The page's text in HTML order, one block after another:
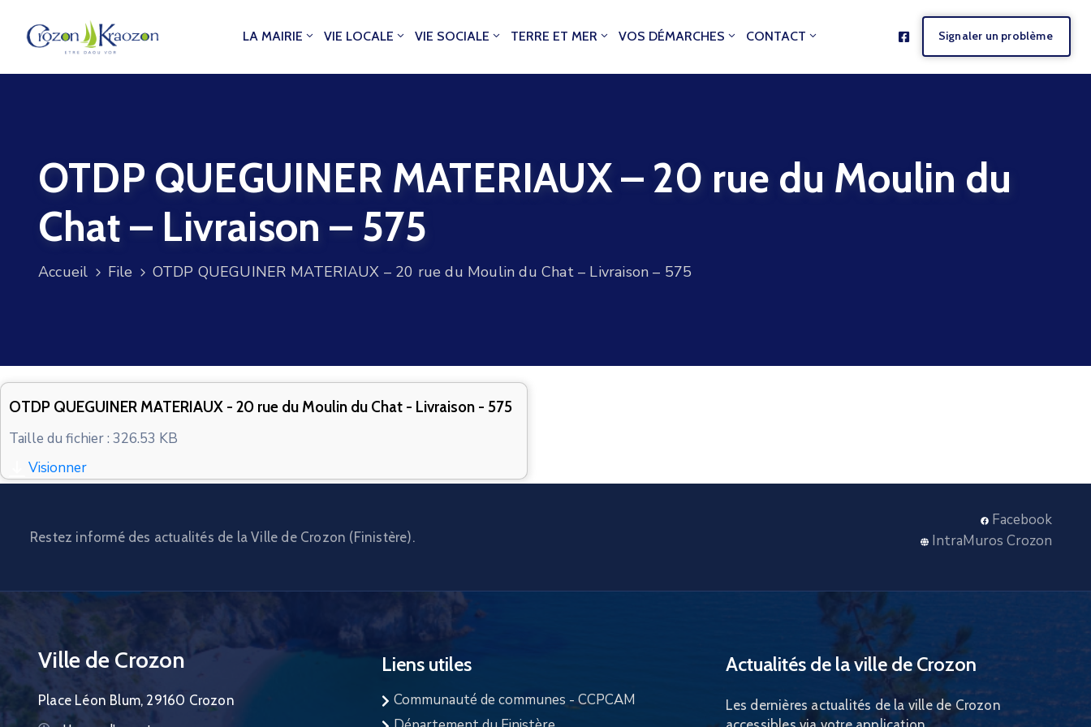
LA MAIRIE VIE LOCALE VIE SOCIALE TERRE ET MER VOS DÉMARCHES CONTACT Signaler un problème
OTDP QUEGUINER MATERIAUX – 20 rue du Moulin du
Chat – Livraison – 575
Accueil File OTDP QUEGUINER MATERIAUX – 20 rue du Moulin du Chat – Livraison – 575
OTDP QUEGUINER MATERIAUX - 20 rue du Moulin du Chat - Livraison - 575
Taille du fichier : 326.53 KB
Visionner
Restez informé des actualités de la Ville de Crozon (Finistère).
Facebook
IntraMuros Crozon
Ville de Crozon
Place Léon Blum, 29160 Crozon
Liens utiles
Communauté de communes - CCPCAM
Actualités de la ville de Crozon
Les dernières actualités de la ville de Crozon